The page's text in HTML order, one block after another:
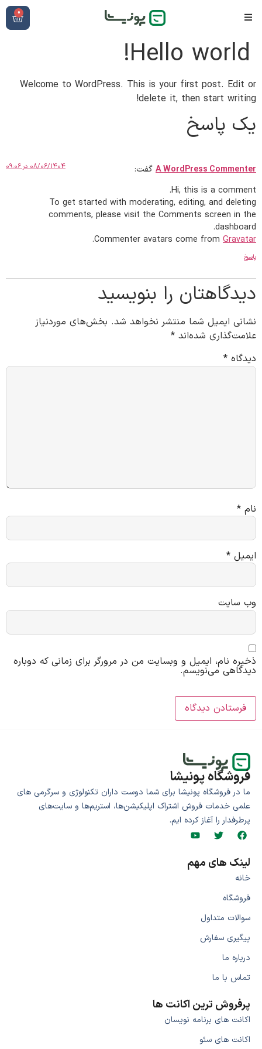
0
Hello world!
Welcome to WordPress. This is your first post. Edit or
delete it, then start writing!
یک پاسخ
A WordPress Commenter گفت: 08/06/1404 در 09:06
Hi, this is a comment.
To get started with moderating, editing, and deleting
comments, please visit the Comments screen in the
dashboard.
Commenter avatars come from Gravatar
.
پاسخ
دیدگاهتان را بنویسید
نشانی ایمیل شما منتشر نخواهد شد. بخش‌های موردنیاز
علامت‌گذاری شده‌اند *
دیدگاه *
نام *
ایمیل *
وب‌ سایت
ذخیره نام، ایمیل و وبسایت من در مرورگر برای زمانی که دوباره
دیدگاهی می‌نویسم.
فروشگاه پونیشا
ما در فروشگاه پونیشا برای شما دوست داران تکنولوژی و سرگرمی های
علمی خدمات فروش اشتراک اپلیکیشن‌ها، استریم‌ها و سایت‌های
پرطرفدار را آغاز کرده ایم.
لینک های مهم
خانه
فروشگاه
سوالات متداول
پیگیری سفارش
درباره ما
تماس با ما
پرفروش ترین اکانت ها
اکانت های برنامه نویسان
اکانت های سئو